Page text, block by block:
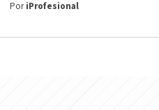
PoriProfesional